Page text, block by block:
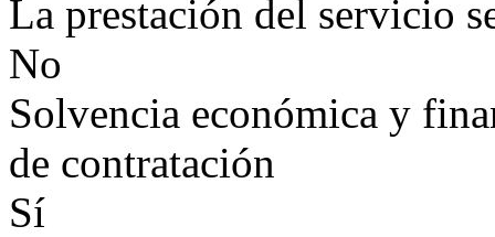
La prestación del servicio
No
Solvencia económica y
de contratación
Sí